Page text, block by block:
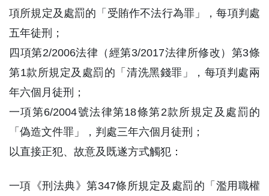
項所規定及處罰的「受賄作不法行為罪」，每項判處
五年徒刑；
四項第2/2006法律（經第3/2017法律所修改）第3條
第1款所規定及處罰的「清洗黑錢罪」，每項判處兩
年六個月徒刑；
一項第6/2004號法律第18條第2款所規定及處罰的
「偽造文件罪」，判處三年六個月徒刑；
以直接正犯、故意及既遂方式觸犯：
一項《刑法典》第347條所規定及處罰的「濫用職權